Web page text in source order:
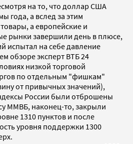
на то, что доллар США
года, а вслед за этим
а европейские и
рынки завершили день в плюсе,
испытал на себе давление
обзоре эксперт ВТБ 24
низкой торговой
по отдельным "фишкам"
от привычных значений),
России были отброшены
ММВБ, наконец-то, закрыли
1310 пунктов и после
уровня поддержки 1300